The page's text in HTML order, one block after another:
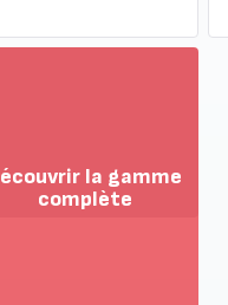
la gamme
complète